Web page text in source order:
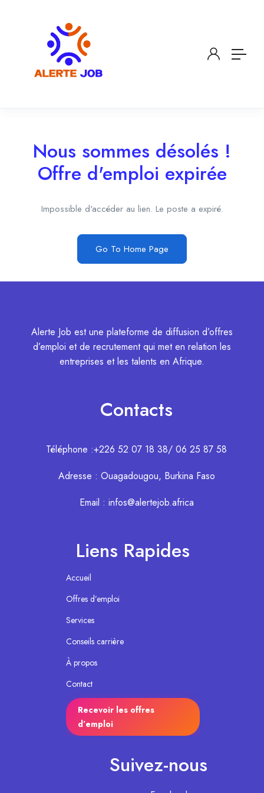
Nous sommes désolés !
Offre d'emploi expirée
Impossible d'accéder au lien. Le poste a expiré.
Go To Home Page
Alerte Job est une plateforme de diffusion d’offres
d’emploi et de recrutement qui met en relation les
entreprises et les talents en Afrique.
Contacts
Téléphone :+226 52 07 18 38/ 06 25 87 58
Adresse : Ouagadougou, Burkina Faso
Email : infos@alertejob.africa
Liens Rapides
Accueil
Offres d’emploi
Services
Conseils carrière
À propos
Contact
Recevoir les offres
d’emploi
Suivez-nous